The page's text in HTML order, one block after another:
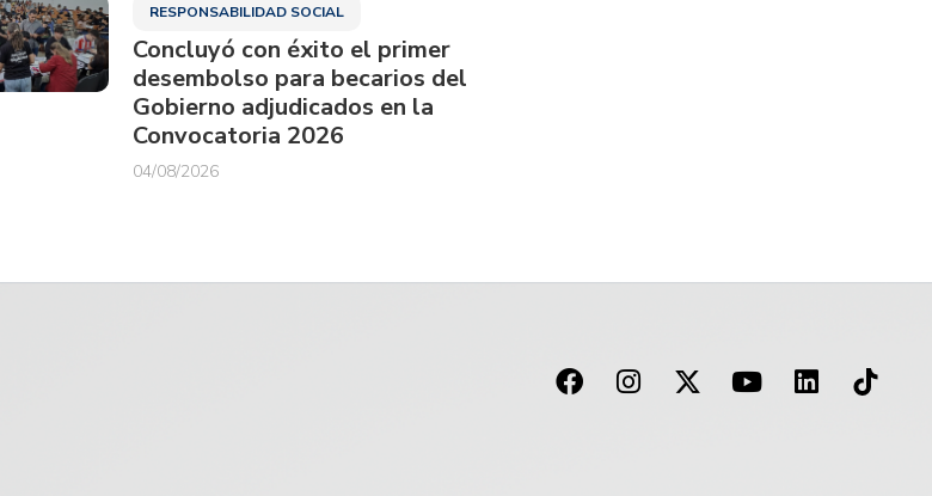
RESPONSABILIDAD SOCIAL
Concluyó con éxito el primer
desembolso para becarios del
Gobierno adjudicados en la
Convocatoria 2026
04/08/2026